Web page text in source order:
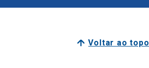
Voltar ao topo